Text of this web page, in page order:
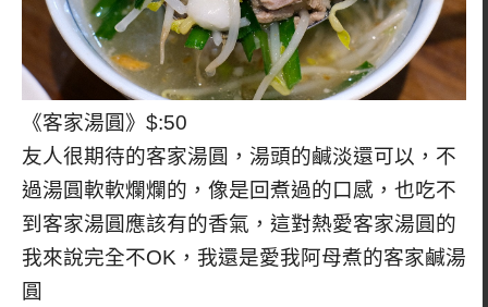
《客家湯圓》$:50
友人很期待的客家湯圓，湯頭的鹹淡還可以，不
過湯圓軟軟爛爛的，像是回煮過的口感，也吃不
到客家湯圓應該有的香氣，這對熱愛客家湯圓的
我來說完全不OK，我還是愛我阿母煮的客家鹹湯
圓